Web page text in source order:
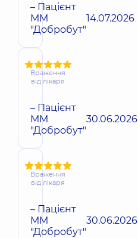
– Пацієнт
ММ
"Добробут"
14.07.2026
Враження
від лікаря
– Пацієнт
ММ
"Добробут"
30.06.2026
Враження
від лікаря
– Пацієнт
ММ
"Добробут"
30.06.2026